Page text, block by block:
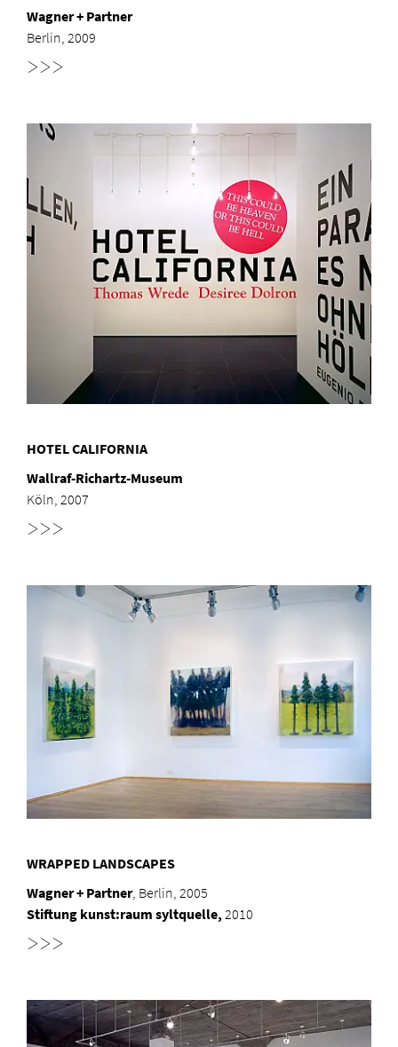
Wagner + Partner
Berlin, 2009
>>>
HOTEL CALIFORNIA
Wallraf-Richartz-Museum
Köln, 2007
>>>
WRAPPED LANDSCAPES
Wagner + Partner, Berlin, 2005
Stiftung kunst:raum syltquelle,2010
>>>